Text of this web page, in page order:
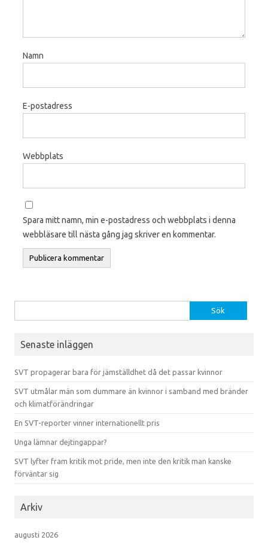
Namn
E-postadress
Webbplats
Spara mitt namn, min e-postadress och webbplats i denna
webbläsare till nästa gång jag skriver en kommentar.
Senaste inläggen
SVT propagerar bara för jämställdhet då det passar kvinnor
SVT utmålar män som dummare än kvinnor i samband med bränder
och klimatförändringar
En SVT-reporter vinner internationellt pris
Unga lämnar dejtingappar?
SVT lyfter fram kritik mot pride, men inte den kritik man kanske
förväntar sig
Arkiv
augusti 2026